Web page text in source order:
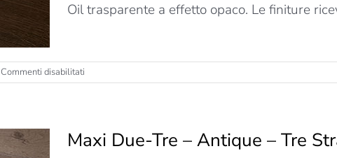
Oil trasparente a effetto opaco. Le finiture
Commenti disabilitati
Maxi
Coffee
–
Maxi Due-Tre – Antique – Tre